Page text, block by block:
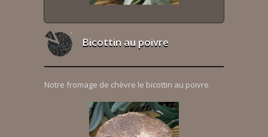
Bicottin au poivre
Notre fromage de chèvre le bicottin au poivre.